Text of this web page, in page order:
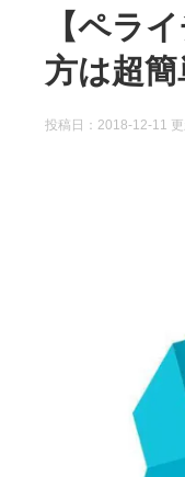
【ペラ
方は超
投稿日：2018-12-11 更